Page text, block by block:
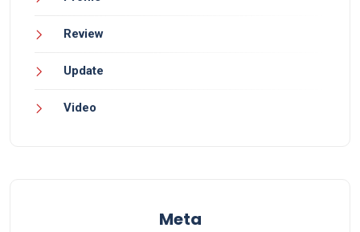
Review
Update
Video
Meta